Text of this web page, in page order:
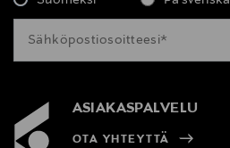
ASIAKASPALVELU
OTA YHTEYTTÄ